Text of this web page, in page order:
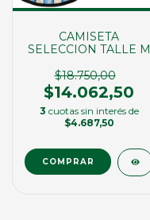
CAMISETA
SELECCION TALLE M
$18.750,00
$14.062,50
3 cuotas sin interés de
$4.687,50